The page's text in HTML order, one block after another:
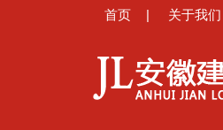
首页 | 关于我们